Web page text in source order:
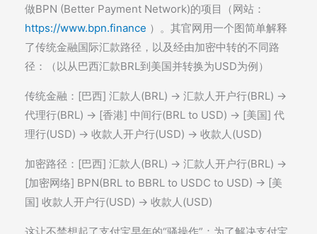
做BPN (Better Payment Network)的项目（网站：
https://www.bpn.finance ）。其官网用一个图简单解释
了传统金融国际汇款路径，以及经由加密中转的不同路
径：（以从巴西汇款BRL到美国并转换为USD为例）
传统金融：[巴西] 汇款人(BRL) -> 汇款人开户行(BRL) ->
代理行(BRL) -> [香港] 中间行(BRL to USD) -> [美国] 代
理行(USD) -> 收款人开户行(USD) -> 收款人(USD)
加密路径：[巴西] 汇款人(BRL) -> 汇款人开户行(BRL) ->
[加密网络] BPN(BRL to BBRL to USDC to USD) -> [美
国] 收款人开户行(USD) -> 收款人(USD)